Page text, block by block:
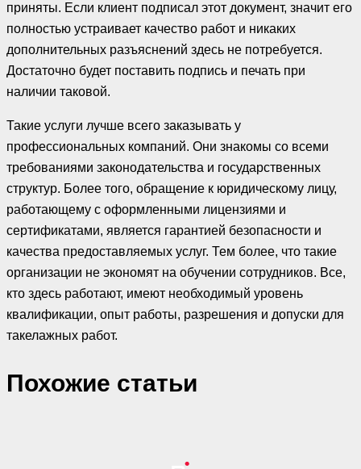
приняты. Если клиент подписал этот документ, значит его
полностью устраивает качество работ и никаких
дополнительных разъяснений здесь не потребуется.
Достаточно будет поставить подпись и печать при
наличии таковой.
Такие услуги лучше всего заказывать у
профессиональных компаний. Они знакомы со всеми
требованиями законодательства и государственных
структур. Более того, обращение к юридическому лицу,
работающему с оформленными лицензиями и
сертификатами, является гарантией безопасности и
качества предоставляемых услуг. Тем более, что такие
организации не экономят на обучении сотрудников. Все,
кто здесь работают, имеют необходимый уровень
квалификации, опыт работы, разрешения и допуски для
такелажных работ.
Похожие cтатьи